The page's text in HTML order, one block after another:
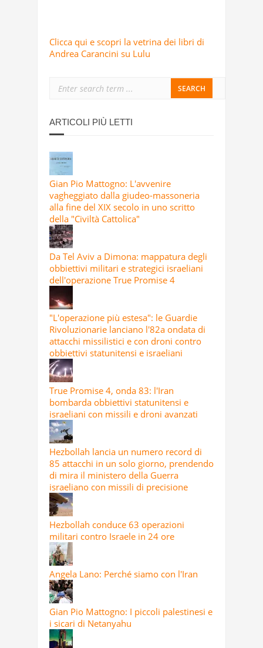
Clicca qui e scopri la vetrina dei libri di
Andrea Carancini su Lulu
ARTICOLI PIÙ LETTI
Gian Pio Mattogno: L'avvenire
vagheggiato dalla giudeo-massoneria
alla fine del XIX secolo in uno scritto
della "Civiltà Cattolica"
Da Tel Aviv a Dimona: mappatura degli
obbiettivi militari e strategici israeliani
dell'operazione True Promise 4
"L'operazione più estesa": le Guardie
Rivoluzionarie lanciano l'82a ondata di
attacchi missilistici e con droni contro
obbiettivi statunitensi e israeliani
True Promise 4, onda 83: l'Iran
bombarda obbiettivi statunitensi e
israeliani con missili e droni avanzati
Hezbollah lancia un numero record di
85 attacchi in un solo giorno, prendendo
di mira il ministero della Guerra
israeliano con missili di precisione
Hezbollah conduce 63 operazioni
militari contro Israele in 24 ore
Angela Lano: Perché siamo con l'Iran
Gian Pio Mattogno: I piccoli palestinesi e
i sicari di Netanyahu